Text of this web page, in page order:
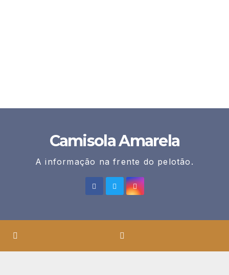
Camisola Amarela
A informação na frente do pelotão.